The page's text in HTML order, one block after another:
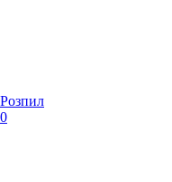
Розпил
0